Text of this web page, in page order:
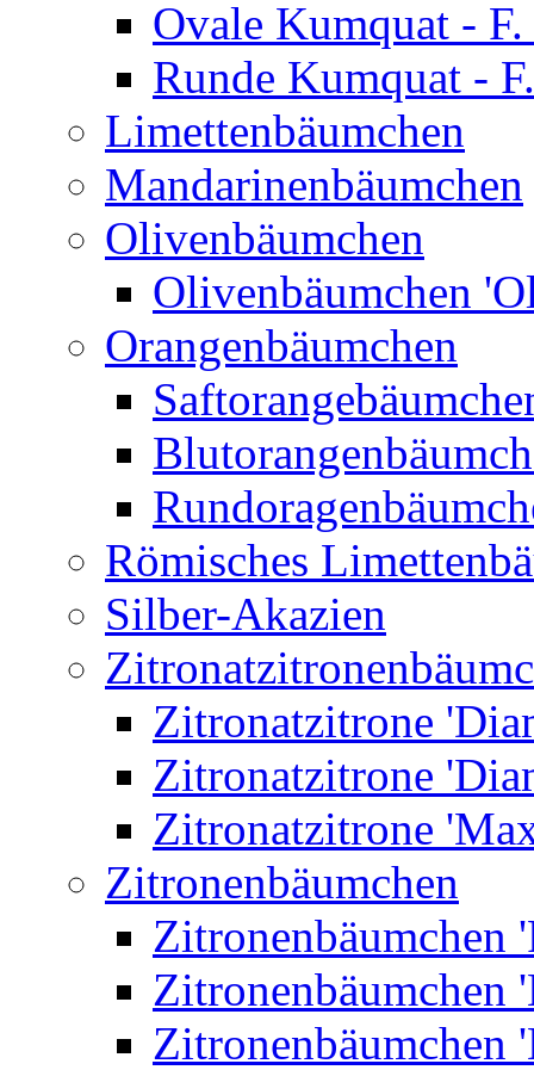
Ovale Kumquat -
Runde Kumquat -
Limettenbäumchen
Mandarinenbäumchen
Olivenbäumchen
Olivenbäumchen
Orangenbäumchen
Römisches
Silber-Akazien
Zitronatzitrone
Zitronatzitrone
Zitronatzitrone
Zitronenbäumchen
Zitronenbäumchen
Zitronenbäumchen
Zitronenbäumchen